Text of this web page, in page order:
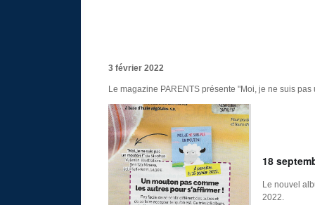
3 février 2022
Le magazine PARENTS présente "Moi, je ne suis
18
Le nouvel
2022.